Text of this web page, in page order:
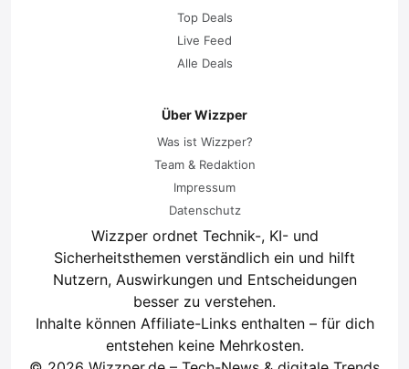
Top Deals
Live Feed
Alle Deals
Über Wizzper
Was ist Wizzper?
Team & Redaktion
Impressum
Datenschutz
Wizzper ordnet Technik-, KI- und
Sicherheitsthemen verständlich ein und hilft
Nutzern, Auswirkungen und Entscheidungen
besser zu verstehen.
Inhalte können Affiliate-Links enthalten – für dich
entstehen keine Mehrkosten.